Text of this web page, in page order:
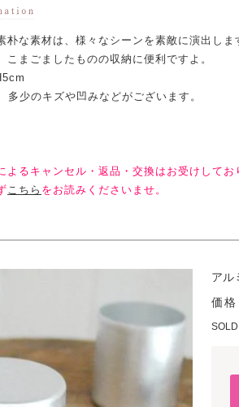
朴な素材は、様々なシーンを素敵に演出しま
こまごましたものの収納に便利ですよ。
多少のキズや凹みなどがございます。
よるキャンセル・返品・交換はお受けしてお
こちら をお読みくださいませ。
アル
価